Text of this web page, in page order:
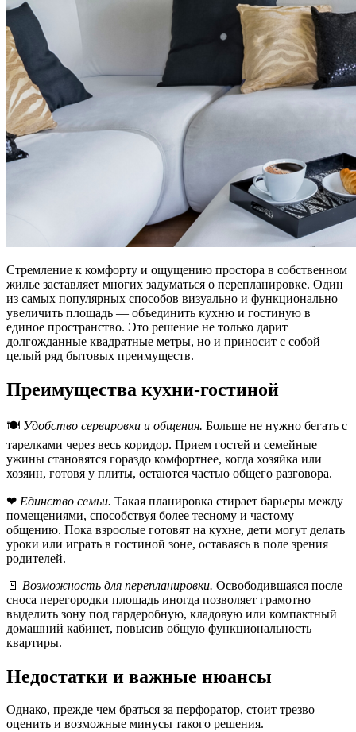
Стремление к комфорту и ощущению простора в собственном
жилье заставляет многих задуматься о перепланировке. Один
из самых популярных способов визуально и функционально
увеличить площадь — объединить кухню и гостиную в
единое пространство. Это решение не только дарит
долгожданные квадратные метры, но и приносит с собой
целый ряд бытовых преимуществ.
Преимущества кухни-гостиной
🍽 Удобство сервировки и общения. Больше не нужно бегать с
тарелками через весь коридор. Прием гостей и семейные
ужины становятся гораздо комфортнее, когда хозяйка или
хозяин, готовя у плиты, остаются частью общего разговора.
❤ Единство семьи. Такая планировка стирает барьеры между
помещениями, способствуя более тесному и частому
общению. Пока взрослые готовят на кухне, дети могут делать
уроки или играть в гостиной зоне, оставаясь в поле зрения
родителей.
🚪 Возможность для перепланировки. Освободившаяся после
сноса перегородки площадь иногда позволяет грамотно
выделить зону под гардеробную, кладовую или компактный
домашний кабинет, повысив общую функциональность
квартиры.
Недостатки и важные нюансы
Однако, прежде чем браться за перфоратор, стоит трезво
оценить и возможные минусы такого решения.